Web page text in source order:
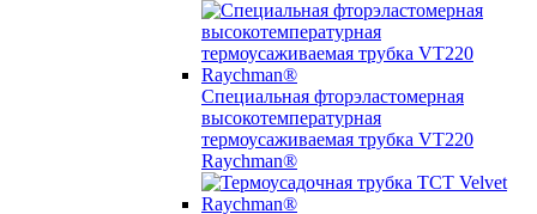
Специальная фторэластомерная
высокотемпературная
термоусаживаемая трубка VT220
Raychman®